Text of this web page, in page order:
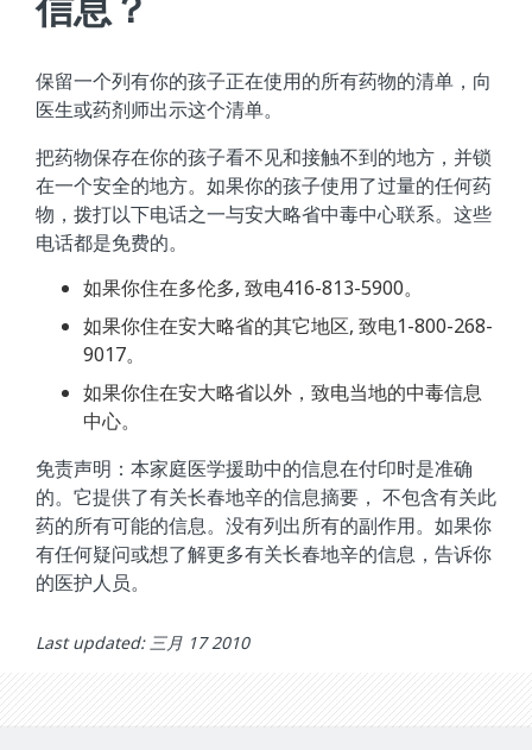
保留一个列有你的孩子正在使用的所有药物的清单，向
医生或药剂师出示这个清单。
把药物保存在你的孩子看不见和接触不到的地方，并锁
在一个安全的地方。如果你的孩子使用了过量的任何药
物，拨打以下电话之一与安大略省中毒中心联系。这些
电话都是免费的。
如果你住在多伦多, 致电416-813-5900。
如果你住在安大略省的其它地区, 致电1-800-268-
9017。
如果你住在安大略省以外，致电当地的中毒信息
中心。
免责声明：本家庭医学援助中的信息在付印时是准确
的。它提供了有关长春地辛的信息摘要， 不包含有关此
药的所有可能的信息。没有列出所有的副作用。如果你
有任何疑问或想了解更多有关长春地辛的信息，告诉你
的医护人员。
Last updated: 三月 17 2010